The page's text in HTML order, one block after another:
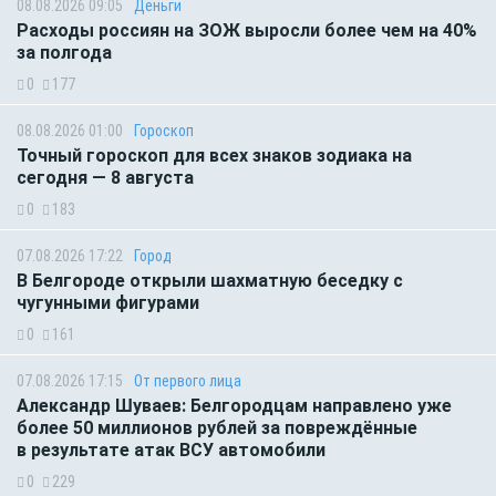
08.08.2026 09:05 Деньги
Расходы россиян на ЗОЖ выросли более чем на 40%
за полгода
0 177
08.08.2026 01:00 Гороскоп
Точный гороскоп для всех знаков зодиака на
сегодня — 8 августа
0 183
07.08.2026 17:22 Город
В Белгороде открыли шахматную беседку с
чугунными фигурами
0 161
07.08.2026 17:15 От первого лица
Александр Шуваев: Белгородцам направлено уже
более 50 миллионов рублей за повреждённые
в результате атак ВСУ автомобили
0 229